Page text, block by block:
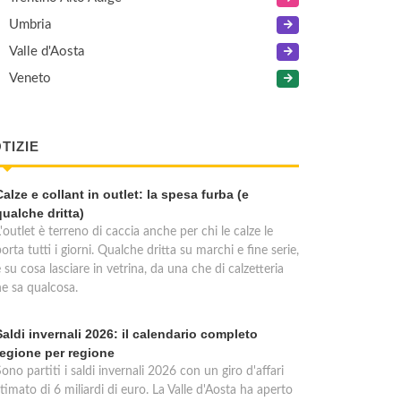
Umbria
Valle d'Aosta
Veneto
e collant in outlet: la spesa furba (e
dritta)
è terreno di caccia anche per chi le calze le
tutti i giorni. Qualche dritta su marchi e fine serie,
su cosa lasciare in vetrina, da una che di calzetteria
sa qualcosa.
invernali 2026: il calendario completo
per regione
partiti i saldi invernali 2026 con un giro d'affari
di 6 miliardi di euro. La Valle d'Aosta ha aperto